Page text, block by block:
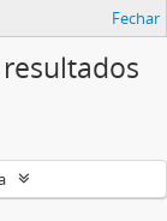
Fechar